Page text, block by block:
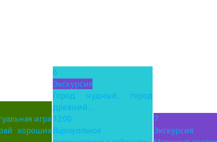
игра
хороших
6
Экскурсия
Город чудный, город
древний…
12:00
Виртуальное
7
Экскурсия